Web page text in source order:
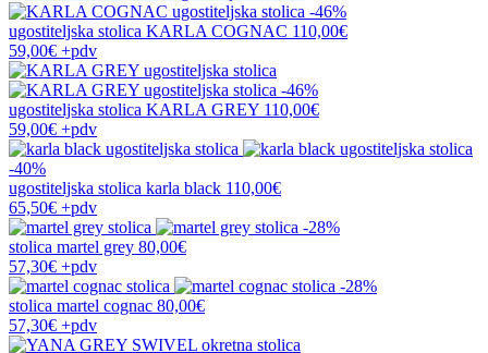
-46%
ugostiteljska stolica KARLA COGNAC 110,00€
59,00€ +pdv
-46%
ugostiteljska stolica KARLA GREY 110,00€
59,00€ +pdv
-40%
ugostiteljska stolica karla black 110,00€
65,50€ +pdv
-28%
stolica martel grey 80,00€
57,30€ +pdv
-28%
stolica martel cognac 80,00€
57,30€ +pdv